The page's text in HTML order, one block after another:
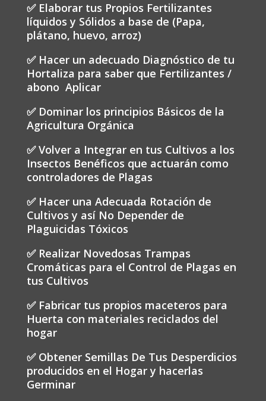
✅ Elaborar tus Propios Fertilizantes
líquidos y Sólidos a base de (Papa,
plátano, huevo, arroz)
✅ Hacer un adecuado Diagnóstico de tu
Hortaliza para saber que Fertilizantes /
abono Aplicar
✅ Dominar los principios Básicos de la
Agricultura Orgánica
✅ Volver a Integrar en tus Cultivos a los
Insectos Benéficos que actuarán como
controladores de Plagas
✅ Hacer una Adecuada Rotación de
Cultivos y así No Depender de
Plaguicidas Tóxicos
✅ Realizar Novedosas Trampas
Cromáticas para el Control de Plagas en
tus Cultivos
✅ Fabricar tus propios maceteros para
Huerta con materiales reciclados del
hogar
✅ Obtener Semillas De Tus Desperdicios
producidos en el Hogar y hacerlas
Germinar